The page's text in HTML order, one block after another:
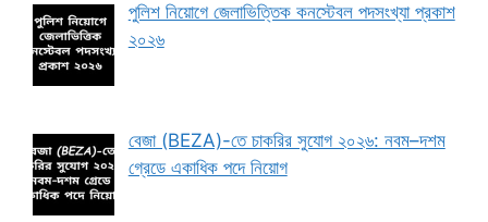
পুলিশ নিয়োগে জেলাভিত্তিক কনস্টেবল পদসংখ্যা প্রকাশ
২০২৬
বেজা (BEZA)-তে চাকরির সুযোগ ২০২৬: নবম–দশম
গ্রেডে একাধিক পদে নিয়োগ